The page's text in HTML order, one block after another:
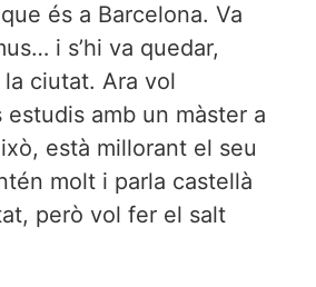
és a Barcelona. Va
i s’hi va quedar,
ciutat. Ara vol
amb un màster a
està millorant el seu
molt i parla castellà
però vol fer el salt